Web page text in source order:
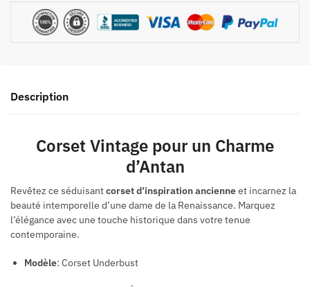
Description
Corset Vintage pour un Charme
d’Antan
Revêtez ce séduisantcorset d’inspiration ancienneet incarnez la
beauté intemporelle d’une dame de la Renaissance. Marquez
l’élégance avec une touche historique dans votre tenue
contemporaine.
Modèle: Corset Underbust